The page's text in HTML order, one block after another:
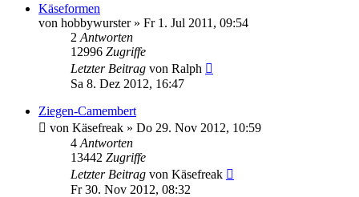
Käseformen
von hobbywurster» Fr 1. Jul 2011, 09:54
2 Antworten
12996 Zugriffe
Letzter Beitrag von Ralph
Sa 8. Dez 2012, 16:47
Ziegen-Camembert
von Käsefreak » Do 29. Nov 2012, 10:59
4 Antworten
13442 Zugriffe
Letzter Beitrag von Käsefreak
Fr 30. Nov 2012, 08:32